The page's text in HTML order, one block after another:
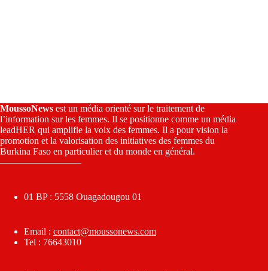
MoussoNews est un média orienté sur le traitement de
l’information sur les femmes. Il se positionne comme un média
leadHER qui amplifie la voix des femmes. Il a pour vision la
promotion et la valorisation des initiatives des femmes du
Burkina Faso en particulier et du monde en général.
————————–
01 BP : 5558 Ouagadougou 01
Email : contact@moussonews.com
Tel : 76643010